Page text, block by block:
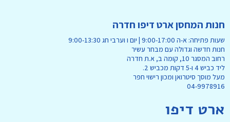
חנות המחסן ארט דיפו חדרה
שעות פתיחה: א-ה 9:00-17:00 | יום ו וערבי חג 9:00-13:30
חנות חדשה וגדולה עם מבחר עשיר
רחוב המסגר 10, קומה ב, א.ת חדרה
ליד כביש 4 ו-5 דקות מכביש 2.
מעל מוסך סיטרואן ומכון רישוי חפר
04-9978916
ארט דיפו